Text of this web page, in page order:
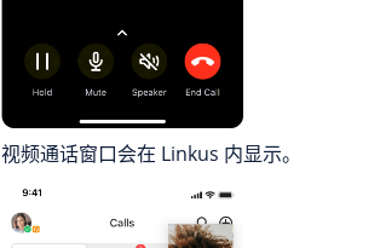
视频通话窗口会在 Linkus 内显示。